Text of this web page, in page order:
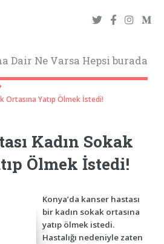
Dair Ne Varsa Hepsi burada
Ortasına Yatıp Ölmek İstedi!
Kadın Sokak
Ölmek İstedi!
Konya’da kanser hastası
bir kadın sokak ortasına
yatıp ölmek istedi.
Hastalığı nedeniyle zaten